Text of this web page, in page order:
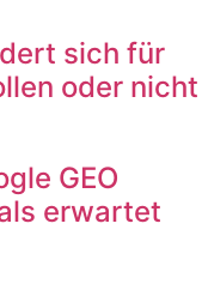
sich für
oder nicht
GEO
erwartet